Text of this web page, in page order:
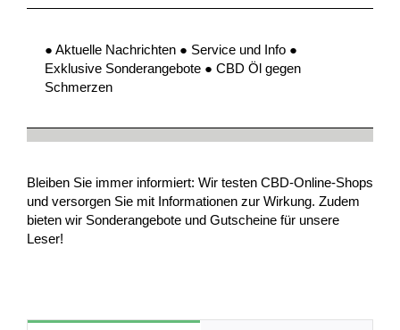
● Aktuelle Nachrichten ● Service und Info ●
Exklusive Sonderangebote ● CBD Öl gegen
Schmerzen
Bleiben Sie immer informiert: Wir testen CBD-Online-Shops
und versorgen Sie mit Informationen zur Wirkung. Zudem
bieten wir Sonderangebote und Gutscheine für unsere
Leser!